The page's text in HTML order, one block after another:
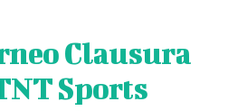
Clausura
Sports